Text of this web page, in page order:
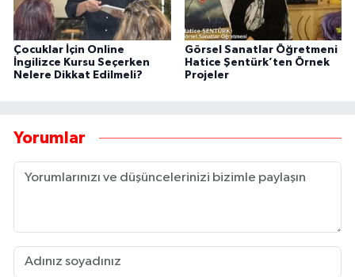
Çocuklar İçin Online
İngilizce Kursu Seçerken
Nelere Dikkat Edilmeli?
Görsel Sanatlar Öğretmeni
Hatice Şentürk’ten Örnek
Projeler
Yorumlar